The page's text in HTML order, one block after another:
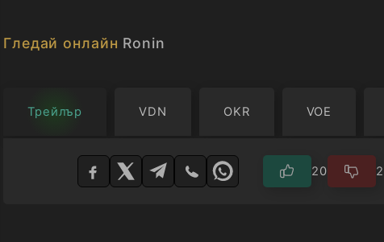
Гледай онлайн Ronin
Трейлър VDN OKR VOE
20 2